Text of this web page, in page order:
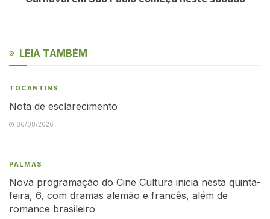
LEIA TAMBÉM
TOCANTINS
Nota de esclarecimento
06/08/2026
PALMAS
Nova programação do Cine Cultura inicia nesta quinta-
feira, 6, com dramas alemão e francês, além de
romance brasileiro